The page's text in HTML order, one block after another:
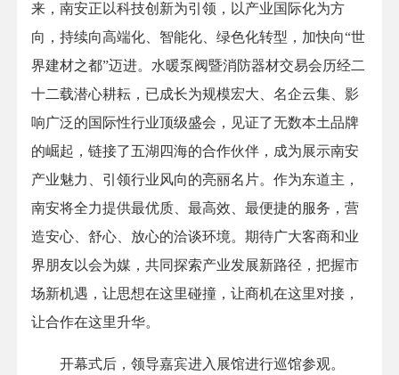
来，南安正以科技创新为引领，以产业国际化为方
向，持续向高端化、智能化、绿色化转型，加快向“世
界建材之都”迈进。水暖泵阀暨消防器材交易会历经二
十二载潜心耕耘，已成长为规模宏大、名企云集、影
响广泛的国际性行业顶级盛会，见证了无数本土品牌
的崛起，链接了五湖四海的合作伙伴，成为展示南安
产业魅力、引领行业风向的亮丽名片。作为东道主，
南安将全力提供最优质、最高效、最便捷的服务，营
造安心、舒心、放心的洽谈环境。期待广大客商和业
界朋友以会为媒，共同探索产业发展新路径，把握市
场新机遇，让思想在这里碰撞，让商机在这里对接，
让合作在这里升华。
开幕式后，领导嘉宾进入展馆进行巡馆参观。